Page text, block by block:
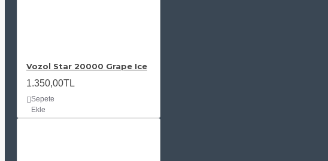
Vozol Star 20000 Grape Ice
1.350,00TL
Sepete
Ekle